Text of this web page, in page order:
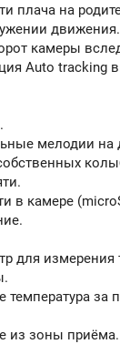
плача на
движения.
камеры
Auto tracking
мелодии на
в камере
для измерения
за
из зоны приёма.